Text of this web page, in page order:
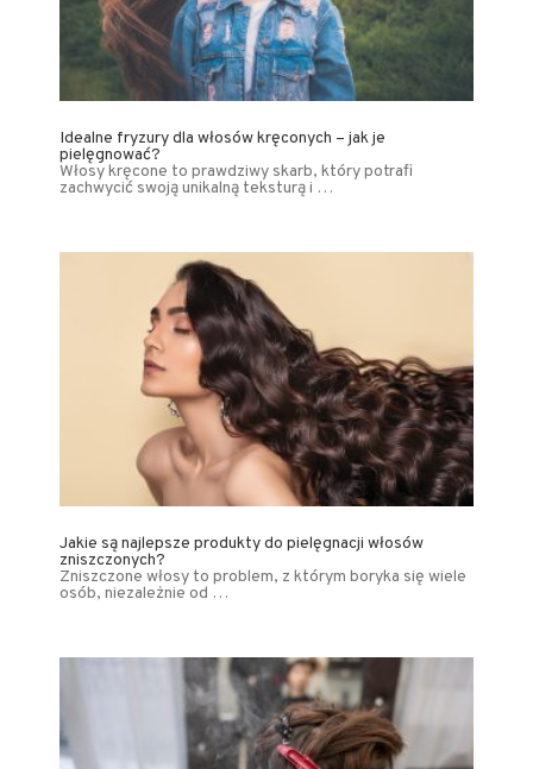
Idealne fryzury dla włosów kręconych – jak je
pielęgnować?
Włosy kręcone to prawdziwy skarb, który potrafi
zachwycić swoją unikalną teksturą i …
Jakie są najlepsze produkty do pielęgnacji włosów
zniszczonych?
Zniszczone włosy to problem, z którym boryka się wiele
osób, niezależnie od …